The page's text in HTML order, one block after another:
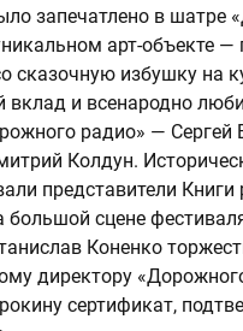
запечатлено в шатре
арт-объекте —
сказочную избушку на
вклад и всенародно
радио» — Сергей
Колдун.
представители Книги
большой сцене
Коненко
директору
сертификат,